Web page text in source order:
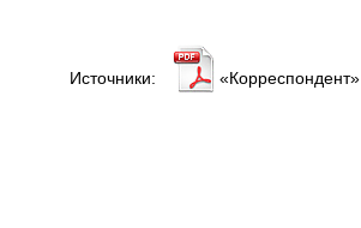
Источники: «Корреспондент»